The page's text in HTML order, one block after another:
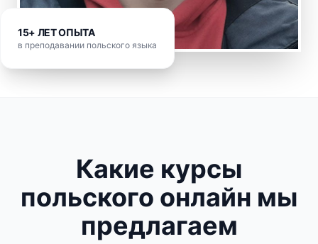
15+ ЛЕТ ОПЫТА
в преподавании польского языка
Какие курсы
польского онлайн мы
предлагаем